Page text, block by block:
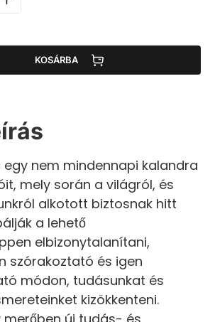
KOSÁRBA
egy nem mindennapi kalandra
mely során a világról, és
alkotott biztosnak hitt
a lehető
elbizonytalanítani,
szórakoztató és igen
módon, tudásunkat és
kizökkenteni.